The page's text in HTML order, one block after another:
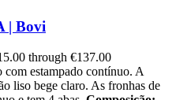
| Bovi
through €137.00
com estampado contínuo. A
liso bege claro. As fronhas de